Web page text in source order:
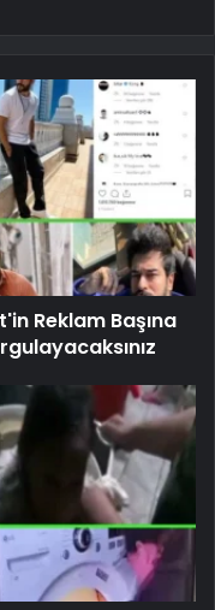
Reklam Başına